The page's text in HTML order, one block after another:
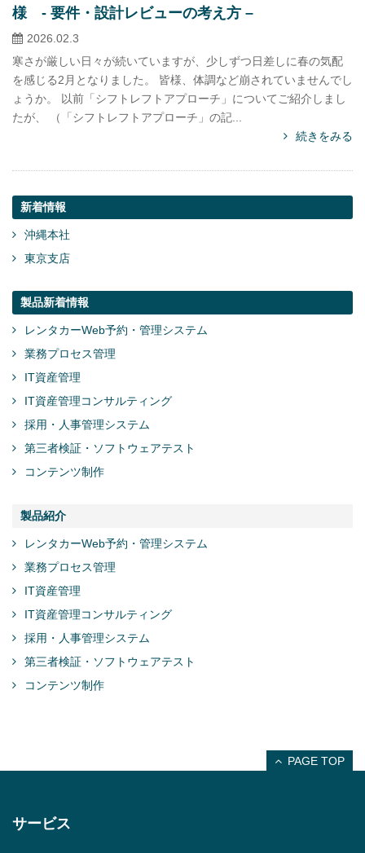
様 - 要件・設計レビューの考え方 –
2026.02.3
寒さが厳しい日々が続いていますが、少しずつ日差しに春の気配
を感じる2月となりました。 皆様、体調など崩されていませんでし
ょうか。 以前「シフトレフトアプローチ」についてご紹介しまし
たが、 （「シフトレフトアプローチ」の記...
続きをみる
新着情報
沖縄本社
東京支店
製品新着情報
レンタカーWeb予約・管理システム
業務プロセス管理
IT資産管理
IT資産管理コンサルティング
採用・人事管理システム
第三者検証・ソフトウェアテスト
コンテンツ制作
製品紹介
レンタカーWeb予約・管理システム
業務プロセス管理
IT資産管理
IT資産管理コンサルティング
採用・人事管理システム
第三者検証・ソフトウェアテスト
コンテンツ制作
PAGE TOP
サービス